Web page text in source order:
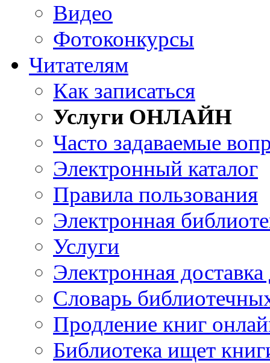
Видео
Фотоконкурсы
Читателям
Как записаться
Услуги ОНЛАЙН
Часто задаваемые
Электронный каталог
Правила пользования
Электронная
Услуги
Электронная
Словарь
Продление книг
Библиотека ищет